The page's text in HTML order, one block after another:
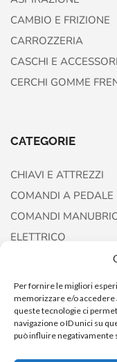
Per fornire le migliori
memorizzare e/o accedere
queste tecnologie ci
navigazione o ID unici su
può influire negativamente
CAMBIO E FRIZIONE
CARROZZERIA
CASCHI E ACCESSORI
CERCHI GOMME
CATEGORIE
CHIAVI E ATTREZZI
COMANDI A PEDALE
COMANDI
ELETTRICO
FORCELLE E